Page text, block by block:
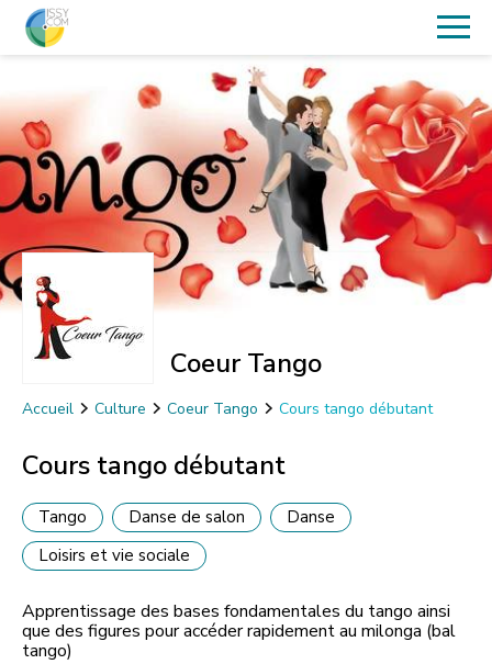
Coeur Tango
Accueil Culture Coeur Tango Cours tango débutant
Cours tango débutant
Tango Danse de salon
Danse
Loisirs et vie sociale
Apprentissage des bases fondamentales du tango ainsi
que des figures pour accéder rapidement au milonga (bal
tango)